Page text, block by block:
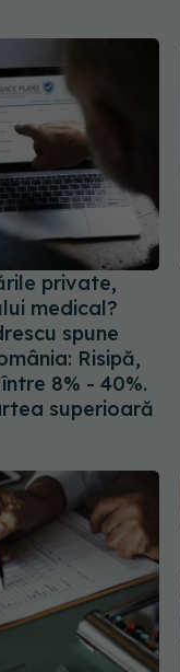
private,
medical?
spune
Risipă,
8% - 40%.
superioară